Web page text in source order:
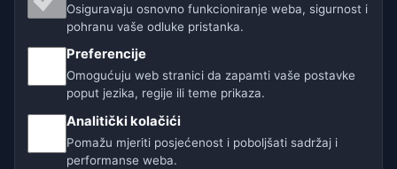
Postavke
Naše vremenske stranice:
🇩🇪🇦🇹🇨🇭 Njemačka / Austrija / Švicarska
Osiguravaju osnovno funkcioniranje weba, sigurnost i
pohranu vaše odluke pristanka.
Preferencije
Omogućuju web stranici da zapamti vaše postavke
poput jezika, regije ili teme prikaza.
Analitički kolačići
Pomažu mjeriti posjećenost i poboljšati sadržaj i
performanse weba.